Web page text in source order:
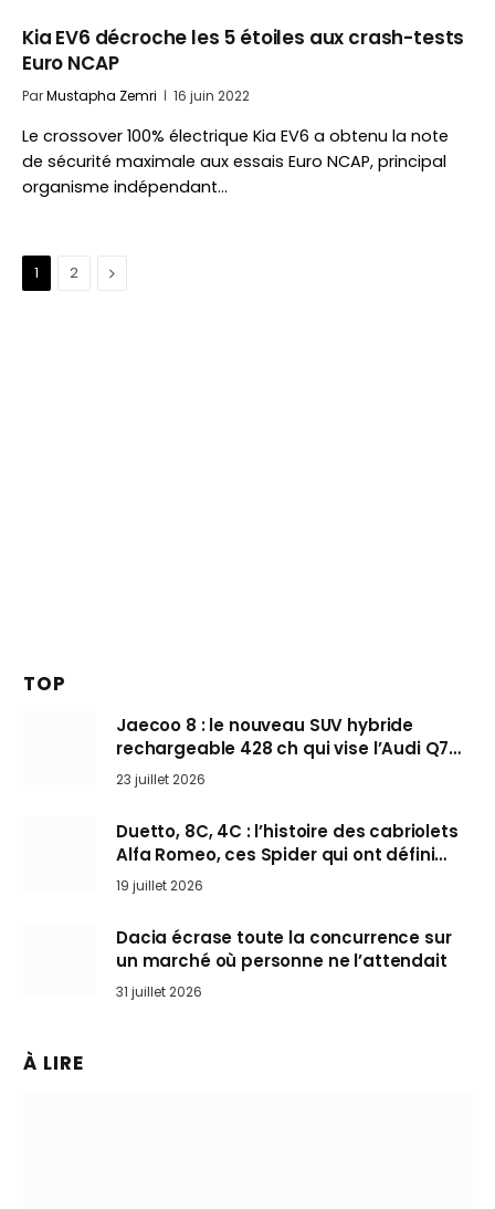
Kia EV6 décroche les 5 étoiles aux crash-tests
Euro NCAP
ParMustapha Zemri 16 juin 2022
Le crossover 100% électrique Kia EV6 a obtenu la note
de sécurité maximale aux essais Euro NCAP, principal
organisme indépendant…
1 2 Suivant
TOP
Jaecoo 8 : le nouveau SUV hybride
rechargeable 428 ch qui vise l’Audi Q7
arrive en Europe cet automne
23 juillet 2026
Duetto, 8C, 4C : l’histoire des cabriolets
Alfa Romeo, ces Spider qui ont défini
l’art de rouler cheveux au vent
19 juillet 2026
Dacia écrase toute la concurrence sur
un marché où personne ne l’attendait
31 juillet 2026
À LIRE